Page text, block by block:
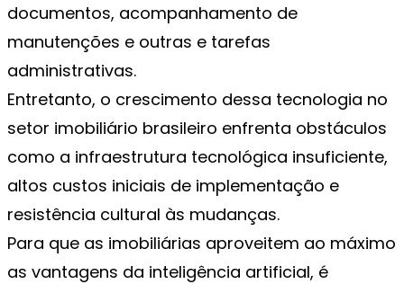
documentos, acompanhamento de
manutenções e outras e tarefas
administrativas.
Entretanto, o crescimento dessa tecnologia no
setor imobiliário brasileiro enfrenta obstáculos
como a infraestrutura tecnológica insuficiente,
altos custos iniciais de implementação e
resistência cultural às mudanças.
Para que as imobiliárias aproveitem ao máximo
as vantagens da inteligência artificial, é